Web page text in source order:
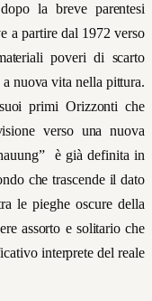
la breve parentesi
a partire dal 1972 verso
poveridi scarto
nuova vita nella pittura.
primi Orizzonti che
versouna nuova
è già definita in
che trascende il dato
le pieghe oscure della
assorto e solitario che
interprete del reale